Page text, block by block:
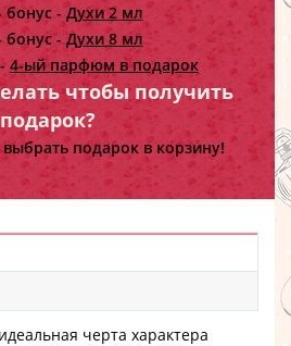
бонус - Духи 2 мл
бонус -Духи 8 мл
4-ый парфюм в подарок
чтобы получить
подарок?
подарок в корзину!
черта характера